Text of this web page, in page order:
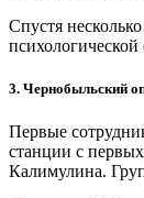
Спустя
3. Чернобыльский
Первые
станции с
Калимулина.